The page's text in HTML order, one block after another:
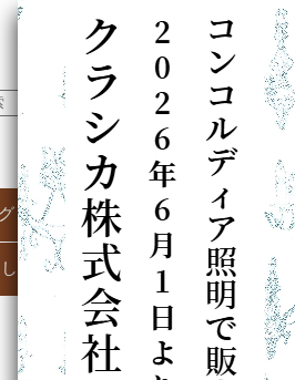
（PC用）
市